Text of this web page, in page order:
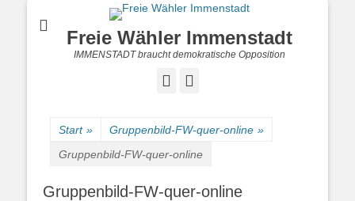
Freie Wähler Immenstadt
IMMENSTADT braucht demokratische Opposition
Facebook
Start » Gruppenbild-FW-quer-online »
Gruppenbild-FW-quer-online
Gruppenbild-FW-quer-online